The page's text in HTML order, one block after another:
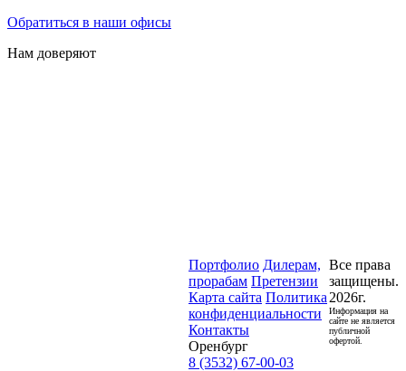
Обратиться в наши офисы
Нам доверяют
Портфолио Дилерам,
прорабам Претензии
Карта сайта Политика
конфиденциальности
Контакты
Оренбург
8 (3532) 67-00-03
Все права
защищены.
2026г.
Информация на
сайте не является
публичной
офертой.